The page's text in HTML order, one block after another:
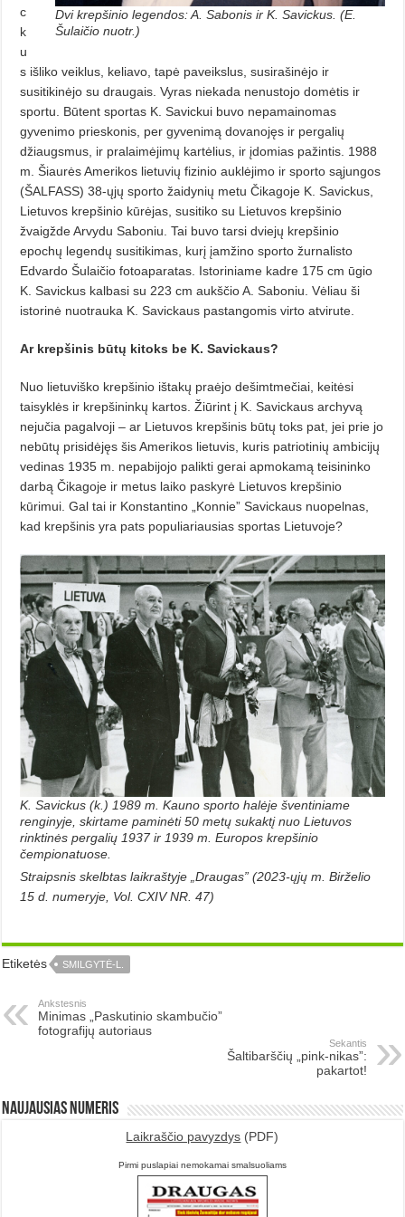
Dvi krepšinio legendos: A. Sabonis ir K. Savickus. (E.
Šulaičio nuotr.)
c
k
u
s išliko veiklus, keliavo, tapė paveikslus, susirašinėjo ir
susitikinėjo su draugais. Vyras niekada nenustojo domėtis ir
sportu. Būtent sportas K. Savickui buvo nepamainomas
gyvenimo prieskonis, per gyvenimą dovanojęs ir pergalių
džiaugsmus, ir pralaimėjimų kartėlius, ir įdomias pažintis. 1988
m. Šiaurės Amerikos lietuvių fizinio auklėjimo ir sporto sąjungos
(ŠALFASS) 38-ųjų sporto žaidynių metu Čikagoje K. Savickus,
Lietuvos krepšinio kūrėjas, susitiko su Lietuvos krepšinio
žvaigžde Arvydu Saboniu. Tai buvo tarsi dviejų krepšinio
epochų legendų susitikimas, kurį įamžino sporto žurnalisto
Edvardo Šulaičio fotoaparatas. Istoriniame kadre 175 cm ūgio
K. Savickus kalbasi su 223 cm aukščio A. Saboniu. Vėliau ši
istorinė nuotrauka K. Savickaus pastangomis virto atvirute.
Ar krepšinis būtų kitoks be K. Savickaus?
Nuo lietuviško krepšinio ištakų praėjo dešimtmečiai, keitėsi
taisyklės ir krepšininkų kartos. Žiūrint į K. Savickaus archyvą
nejučia pagalvoji – ar Lietuvos krepšinis būtų toks pat, jei prie jo
nebūtų prisidėjęs šis Amerikos lietuvis, kuris patriotinių ambicijų
vedinas 1935 m. nepabijojo palikti gerai apmokamą teisininko
darbą Čikagoje ir metus laiko paskyrė Lietuvos krepšinio
kūrimui. Gal tai ir Konstantino „Konnie” Savickaus nuopelnas,
kad krepšinis yra pats populiariausias sportas Lietuvoje?
K. Savickus (k.) 1989 m. Kauno sporto halėje šventiniame
renginyje, skirtame paminėti 50 metų sukaktį nuo Lietuvos
rinktinės pergalių 1937 ir 1939 m. Europos krepšinio
čempionatuose.
Straipsnis skelbtas laikraštyje „Draugas” (2023-ųjų m. Birželio
15 d. numeryje, Vol. CXIV NR. 47)
Etiketės SMILGYTĖ-L.
Ankstesnis
Minimas „Paskutinio skambučio”
fotografijų autoriaus
Sekantis
Šaltibarščių „pink-nikas”:
pakartot!
Naujausias numeris
Laikraščio pavyzdys (PDF)
Pirmi puslapiai nemokamai smalsuoliams